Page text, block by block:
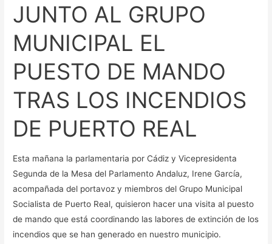
JUNTO AL GRUPO
MUNICIPAL EL
PUESTO DE MANDO
TRAS LOS INCENDIOS
DE PUERTO REAL
Esta mañana la parlamentaria por Cádiz y Vicepresidenta
Segunda de la Mesa del Parlamento Andaluz, Irene García,
acompañada del portavoz y miembros del Grupo Municipal
Socialista de Puerto Real, quisieron hacer una visita al puesto
de mando que está coordinando las labores de extinción de los
incendios que se han generado en nuestro municipio.
PUERTO
REAL